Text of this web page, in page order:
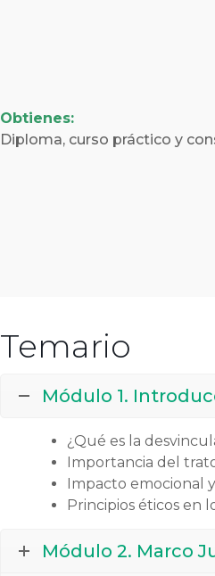
Obtienes:
Diploma, curso práctico y
Temario
Módulo 1.
¿Qué es la
Importancia del
Impacto emocional
Principios éticos en
Módulo 2. Marco